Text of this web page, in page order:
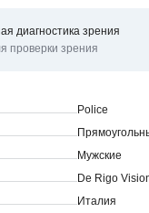
Police
Police
Мужские
De Rigo
Италия
диагностика зрения
проверки зрения